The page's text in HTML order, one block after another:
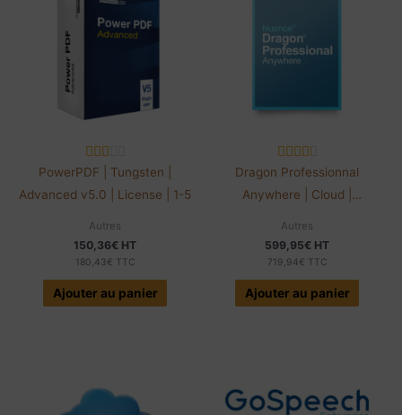
PowerPDF | Tungsten |
Advanced v5.0 | License | 1-5
Autres
150,36€ HT
180,43€ TTC
Ajouter au panier
Dragon Professionnal
Anywhere | Cloud |
Autres
599,95€ HT
719,94 € TTC
Ajouter au panier